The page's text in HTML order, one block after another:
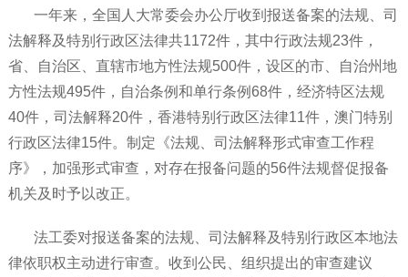
一年来，全国人大常委会办公厅收到报送备案的法规、司
法解释及特别行政区法律共1172件，其中行政法规23件，
省、自治区、直辖市地方性法规500件，设区的市、自治州地
方性法规495件，自治条例和单行条例68件，经济特区法规
40件，司法解释20件，香港特别行政区法律11件，澳门特别
行政区法律15件。制定《法规、司法解释形式审查工作程
序》，加强形式审查，对存在报备问题的56件法规督促报备
机关及时予以改正。
法工委对报送备案的法规、司法解释及特别行政区本地法
律依职权主动进行审查。收到公民、组织提出的审查建议